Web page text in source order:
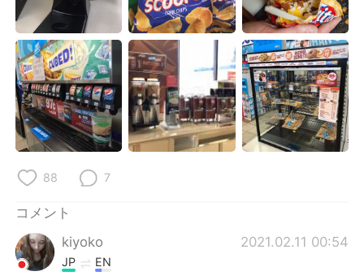
88 7
コメント
kiyoko
2021.02.11 00:54
JP EN